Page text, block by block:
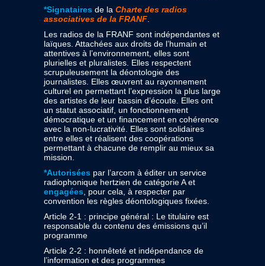
*Signataires de la Charte des radios
associatives de la FRANF.
Les radios de la FRANF sont indépendantes et
laïques. Attachées aux droits de l’humain et
attentives à l’environnement, elles sont
plurielles et pluralistes. Elles respectent
scrupuleusement la déontologie des
journalistes. Elles œuvrent au rayonnement
culturel en permettant l’expression la plus large
des artistes de leur bassin d’écoute. Elles ont
un statut associatif, un fonctionnement
démocratique et un financement en cohérence
avec la non-lucrativité. Elles sont solidaires
entre elles et réalisent des coopérations
permettant à chacune de remplir au mieux sa
mission.
*Autorisées par l’arcom à éditer un service
radiophonique hertzien de catégorie A et
engagées, pour cela, à respecter par
convention les règles déontologiques fixées.
Article 2-1 : principe général : Le titulaire est
responsable du contenu des émissions qu’il
programme
Article 2-2 : honnêteté et indépendance de
l’information et des programmes